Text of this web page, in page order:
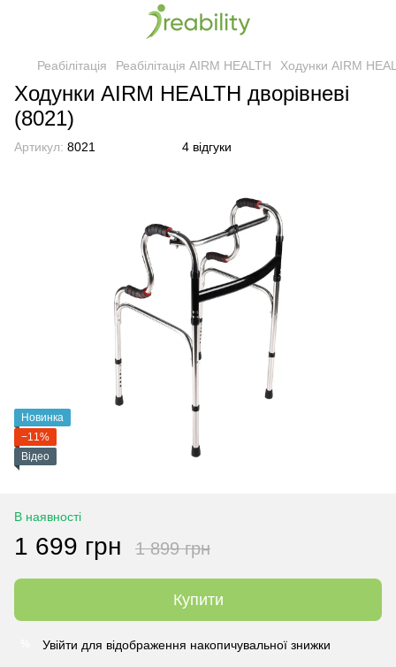
Реабілітація Реабілітація AIRM HEALTH Ходунки AIRM
Ходунки AIRM HEALTH дворівневі
(8021)
Артикул: 8021 4 відгуки
Новинка
−11%
Відео
В наявності
1 699 грн 1 899 грн
Купити
Увійти для відображення накопичувальної знижки